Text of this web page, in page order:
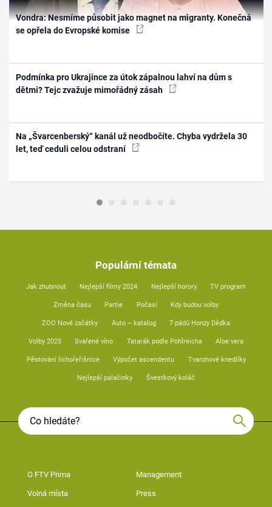
Vondra: Nesmíme působit jako magnet na migranty. Konečná
se opřela do Evropské komise
Podmínka pro Ukrajince za útok zápalnou lahví na dům s
dětmi? Tejc zvažuje mimořádný zásah
Na „Švarcenberský“ kanál už neodbočíte. Chyba vydržela 30
let, teď ceduli celou odstraní
Populární témata
Jak zhubnout Nejlepší filmy 2024 Nejlepší horory TV program
Změna času Partie Počasí Kdy budou volby
ZOO Nové začátky Auto – katalog 7 pádů Honzy Dědka
Volby 2025 Svařené víno Tatarák podle Pohlreicha Aloe vera
Pěstování lichořeřišnice Výpočet ascendentu Tvarohové knedlíky
Nejlepší palačinky Švestkový koláč
O FTV Prima Management
Volná místa Press